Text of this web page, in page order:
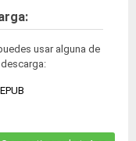
usar alguna de